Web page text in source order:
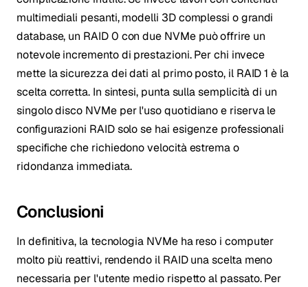
multimediali pesanti, modelli 3D complessi o grandi
database, un RAID 0 con due NVMe può offrire un
notevole incremento di prestazioni. Per chi invece
mette la sicurezza dei dati al primo posto, il RAID 1 è la
scelta corretta. In sintesi, punta sulla semplicità di un
singolo disco NVMe per l'uso quotidiano e riserva le
configurazioni RAID solo se hai esigenze professionali
specifiche che richiedono velocità estrema o
ridondanza immediata.
Conclusioni
In definitiva, la tecnologia NVMe ha reso i computer
molto più reattivi, rendendo il RAID una scelta meno
necessaria per l'utente medio rispetto al passato. Per